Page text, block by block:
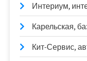
Интериум,
Карельская,
Кит-Сервис,